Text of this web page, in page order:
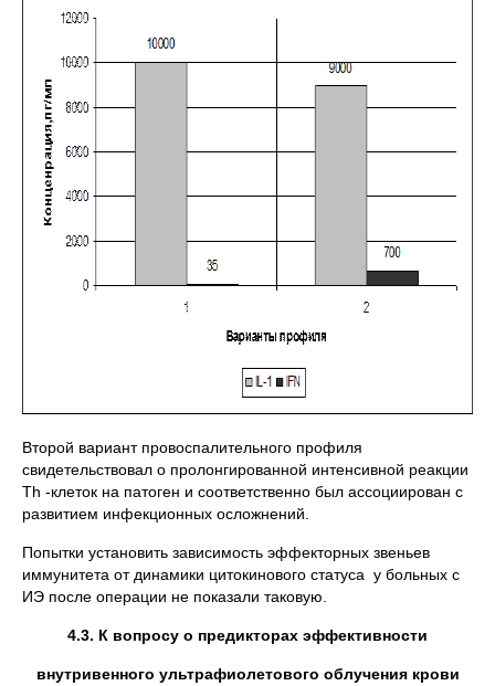
Второй вариант провоспалительного профиля
свидетельствовал о пролонгированной интенсивной реакции
Тh -клеток на патоген и соответственно был ассоциирован с
развитием инфекционных осложнений.
Попытки установить зависимость эффекторных звеньев
иммунитета от динамики цитокинового статуса у больных с
ИЭ после операции не показали таковую.
4.3. К вопросу о предикторах эффективности
внутривенного ультрафиолетового облучения крови